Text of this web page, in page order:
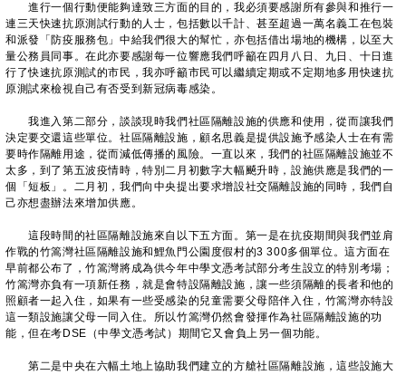
進行一個行動便能夠達致三方面的目的，我必須要感謝所有參與和推行一
連三天快速抗原測試行動的人士，包括數以千計、甚至超過一萬名義工在包裝
和派發「防疫服務包」中給我們很大的幫忙，亦包括借出場地的機構，以至大
量公務員同事。在此亦要感謝每一位響應我們呼籲在四月八日、九日、十日進
行了快速抗原測試的市民，我亦呼籲市民可以繼續定期或不定期地多用快速抗
原測試來檢視自己有否受到新冠病毒感染。
我進入第二部分，談談現時我們社區隔離設施的供應和使用，從而讓我們
決定要交還這些單位。社區隔離設施，顧名思義是提供設施予感染人士在有需
要時作隔離用途，從而減低傳播的風險。一直以來，我們的社區隔離設施並不
太多，到了第五波疫情時，特別二月初數字大幅飇升時，設施供應是我們的一
個「短板」。二月初，我們向中央提出要求增設社交隔離設施的同時，我們自
己亦想盡辦法來增加供應。
這段時間的社區隔離設施來自以下五方面。第一是在抗疫期間與我們並肩
作戰的竹篙灣社區隔離設施和鯉魚門公園度假村的3 300多個單位。這方面在
早前都公布了，竹篙灣將成為供今年中學文憑考試部分考生設立的特別考場；
竹篙灣亦負有一項新任務，就是會特設隔離設施，讓一些須隔離的長者和他的
照顧者一起入住，如果有一些受感染的兒童需要父母陪伴入住，竹篙灣亦特設
這一類設施讓父母一同入住。所以竹篙灣仍然會發揮作為社區隔離設施的功
能，但在考DSE（中學文憑考試）期間它又會負上另一個功能。
第二是中央在六幅土地上協助我們建立的方艙社區隔離設施，這些設施大